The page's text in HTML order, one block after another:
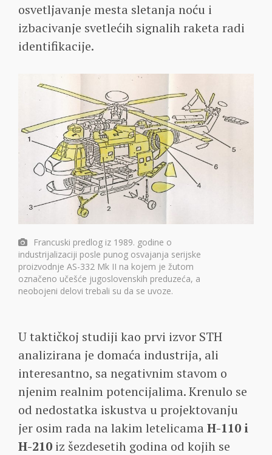
osvetljavanje mesta sletanja noću i
izbacivanje svetlećih signalih raketa radi
identifikacije.
Francuski predlog iz 1989. godine o
industrijalizaciji posle punog osvajanja serijske
proizvodnje AS-332 Mk II na kojem je žutom
označeno učešće jugoslovenskih preduzeća, a
neobojeni delovi trebali su da se uvoze.
U taktičkoj studiji kao prvi izvor STH
analizirana je domaća industrija, ali
interesantno, sa negativnim stavom o
njenim realnim potencijalima. Krenulo se
od nedostatka iskustva u projektovanju
jer osim rada na lakim letelicama H-110 i
H-210 iz šezdesetih godina od kojih se